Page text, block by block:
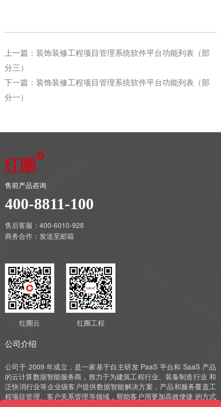
上一篇： 装饰装修工程项目管理系统软件平台功能列表（部
分三）
下一篇： 装饰装修工程项目管理系统软件平台功能列表（部
分一）
售前产品咨询
400-8811-100
售后客服：400-6010-928
商务合作： 发送至邮箱
红圈云 红圈工程
公司介绍
公司于 2009 年成立，是一家基于自主研发 PaaS 平台和 SaaS 产品
的云计算数据智能服务商，致力于为建筑工程行业、装备制造行业 和
泛快消行业等企业级客户提供数据智能解决方案，产品和服务覆盖工
程项目管理、客户关系管理等领域，帮助客户用更加高效便捷 的方式